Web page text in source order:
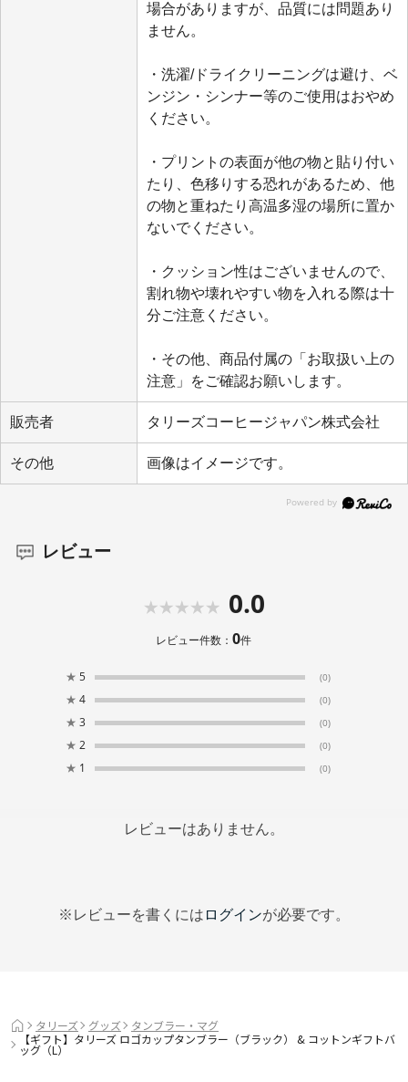
場合がありますが、品質には問題あり
ません。
・洗濯/ドライクリーニングは避け、ベ
ンジン・シンナー等のご使用はおやめ
ください。
・プリントの表面が他の物と貼り付い
たり、色移りする恐れがあるため、他
の物と重ねたり高温多湿の場所に置か
ないでください。
・クッション性はございませんので、
割れ物や壊れやすい物を入れる際は十
分ご注意ください。
・その他、商品付属の「お取扱い上の
注意」をご確認お願いします。
販売者 タリーズコーヒージャパン株式会社
その他 画像はイメージです。
レビュー
0.0
レビュー件数：0件
★ 5 (0)
★ 4 (0)
★ 3 (0)
★ 2 (0)
★ 1 (0)
レビューはありません。
※レビューを書くには ログインが必要です。
タリーズ グッズ
タンブラー・マグ
【ギフト】タリーズ ロゴカップタンブラー（ブラック） & コットンギフトバ
ッグ（L）